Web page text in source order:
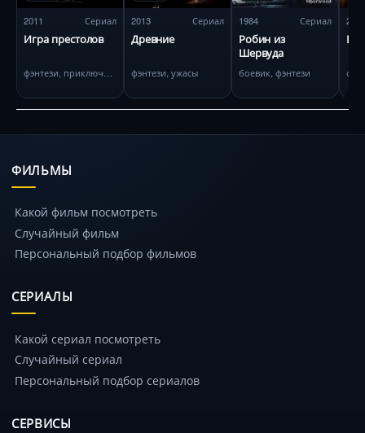
2011 Сериал
Игра престолов
фэнтези, приключения
2013 Сериал
Древние
фэнтези, ужасы
1984 Сериал
Робин из
Шервуда
боевик, фэнтези
2013
ФИЛЬМЫ
Какой фильм посмотреть
Случайный фильм
Персональный подбор фильмов
СЕРИАЛЫ
Какой сериал посмотреть
Случайный сериал
Персональный подбор сериалов
СЕРВИСЫ